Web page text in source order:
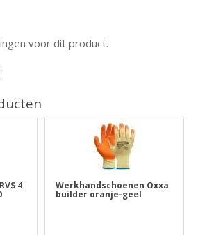
voor dit product.
4 Werkhandschoenen Oxxa
builder oranje-geel